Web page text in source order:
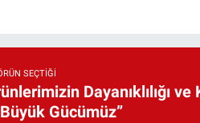
SEÇTIĞI
Dayanıklılığı ve
Gücümüz”